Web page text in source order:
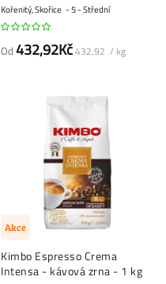
Kořenitý, Skořice 5 - Střední
Od 432,92Kč432,92 / kg
Akce
Kimbo Espresso Crema
Intensa - kávová zrna - 1 kg